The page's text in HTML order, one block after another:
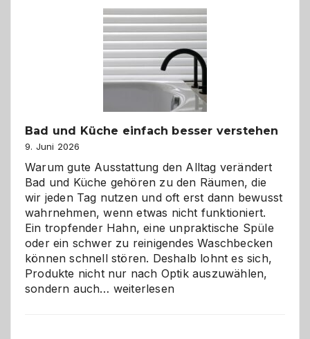
Bad und Küche einfach besser verstehen
9. Juni 2026
Warum gute Ausstattung den Alltag verändert
Bad und Küche gehören zu den Räumen, die
wir jeden Tag nutzen und oft erst dann bewusst
wahrnehmen, wenn etwas nicht funktioniert.
Ein tropfender Hahn, eine unpraktische Spüle
oder ein schwer zu reinigendes Waschbecken
können schnell stören. Deshalb lohnt es sich,
Produkte nicht nur nach Optik auszuwählen,
sondern auch… Bad
weiterlesen